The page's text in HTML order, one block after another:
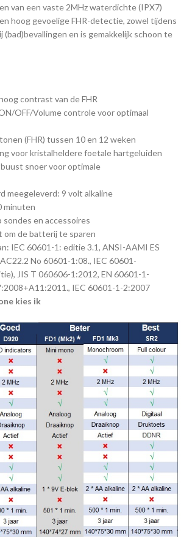
van een vaste 2MHz waterdichte (IPX7)
hoog gevoelige FHR-detectie, zowel tijdens
(bad)bevallingen en is gemakkelijk schoon te
contrast van de FHR
OFF/Volume controle voor optimaal
(FHR) tussen 10 en 12 weken
voor kristalheldere foetale hartgeluiden
snoer voor optimale
meegeleverd: 9 volt alkaline
minuten
sondes en accessoires
om de batterij te sparen
IEC 60601-1: editie 3.1, ANSI-AAMI ES
No 60601-1:08., IEC 60601-
JIS T 060606-1:2012, EN 60601-1-
IEC 60601-1-2:2007
kies ik